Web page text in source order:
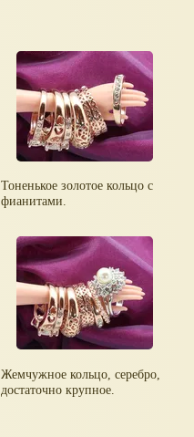
Тоненькое золотое кольцо с
фианитами.
Жемчужное кольцо, серебро,
достаточно крупное.